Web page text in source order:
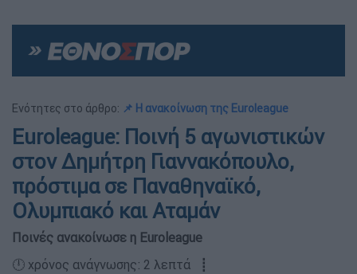
Ενότητες στο άρθρο: 📌 Η ανακοίνωση της Euroleague
Euroleague: Ποινή 5 αγωνιστικών
στον Δημήτρη Γιαννακόπουλο,
πρόστιμα σε Παναθηναϊκό,
Ολυμπιακό και Αταμάν
Ποινές ανακοίνωσε η Euroleague
🕛 χρόνος ανάγνωσης: 2 λεπτά ┋